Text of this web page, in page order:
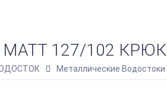
MATT 127/102
Металлические Водостоки